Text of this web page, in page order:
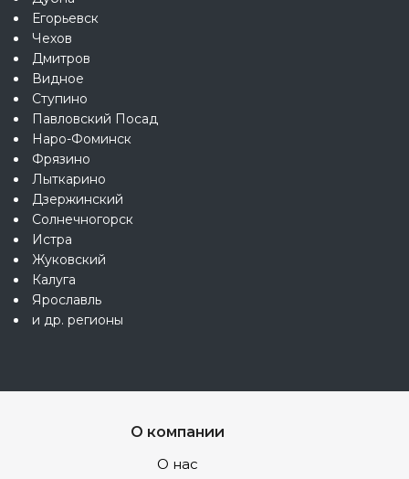
Егорьевск
Чехов
Дмитров
Видное
Ступино
Павловский Посад
Наро-Фоминск
Фрязино
Лыткарино
Дзержинский
Солнечногорск
Истра
Жуковский
Калуга
Ярославль
и др. регионы
О компании
О нас